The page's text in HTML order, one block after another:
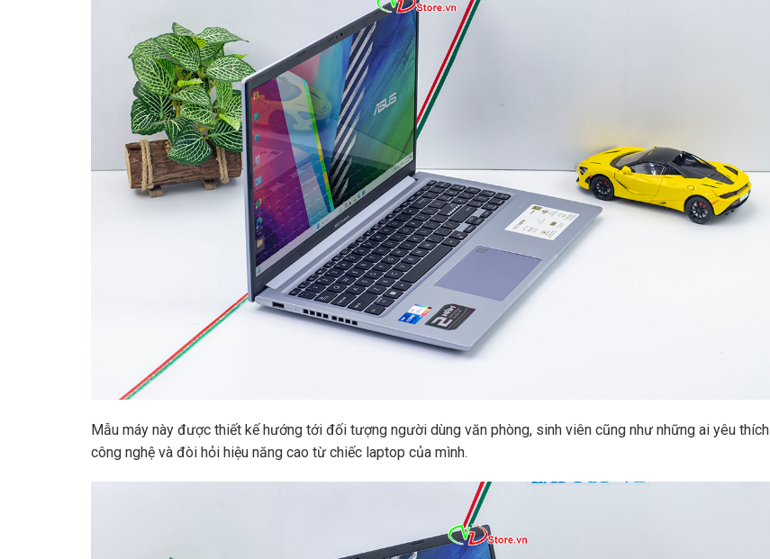
Mẫu máy này được thiết kế hướng tới đối tượng người dùng văn phòng, sinh viên cũng như những ai yêu thích
công nghệ và đòi hỏi hiệu năng cao từ chiếc laptop của mình.